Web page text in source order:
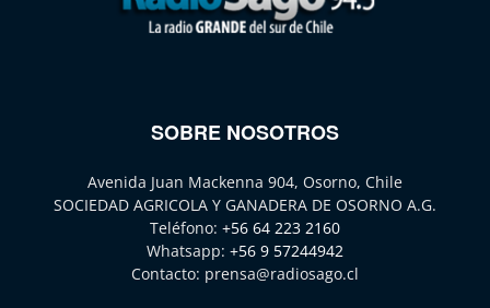
SOBRE NOSOTROS
Avenida Juan Mackenna 904, Osorno, Chile
SOCIEDAD AGRICOLA Y GANADERA DE OSORNO A.G.
Teléfono: +56 64 223 2160
Whatsapp: +56 9 57244942
Contacto: prensa@radiosago.cl